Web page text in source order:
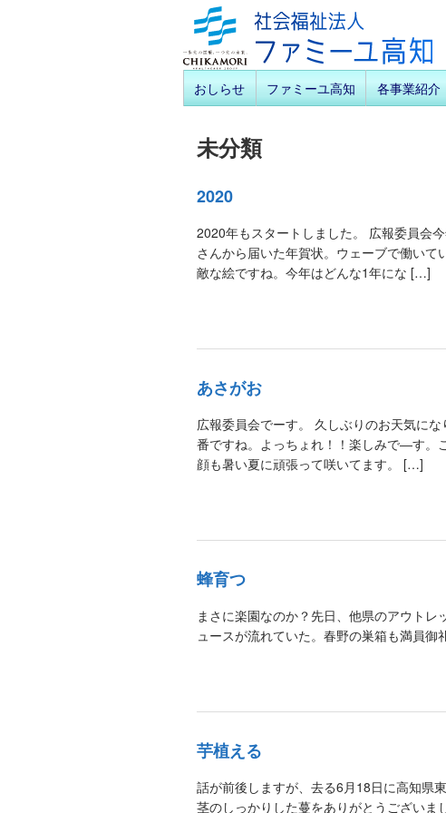
おしらせ ファミーユ高知 各事業紹介
未分類
2020
2020年もスタートしました。 広報委員
さんから届いた年賀状。ウェーブで働い
敵な絵ですね。今年はどんな1年にな […]
あさがお
広報委員会でーす。 久しぶりのお天気に
番ですね。よっちょれ！！楽しみで―す。
顔も暑い夏に頑張って咲いてます。 […]
蜂育つ
まさに楽園なのか？先日、他県のアウト
ュースが流れていた。春野の巣箱も満員御
芋植える
話が前後しますが、去る6月18日に高知県
茎のしっかりした蔓をありがとうござい